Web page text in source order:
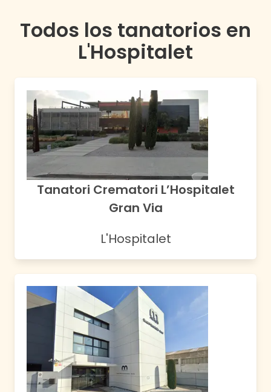
Todos los tanatorios en
L'Hospitalet
Tanatori Crematori L’Hospitalet
Gran Via
L'Hospitalet